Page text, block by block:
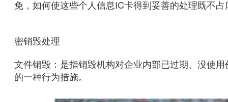
免，如何使这些个人信息IC卡得到妥善的处理既不
密销毁处理
文件销毁：是指销毁机构对企业内部已过期、没使
的一种行为措施。